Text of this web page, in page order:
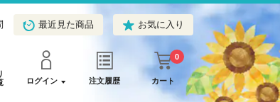
最近見た商品 お気に入り
ログイン 注文履歴 カート
0